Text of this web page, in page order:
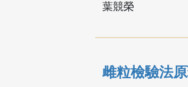
葉競榮
雌粒檢驗法